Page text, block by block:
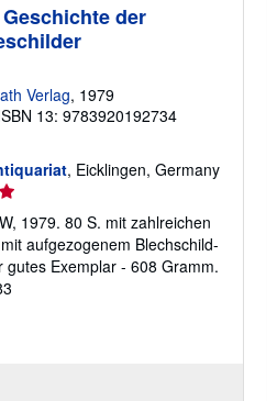
der
Verlag, 1979
13: 9783920192734
, Eicklingen, Germany
1979. 80 S. mit zahlreichen
aufgezogenem Blechschild-
Exemplar - 608 Gramm.